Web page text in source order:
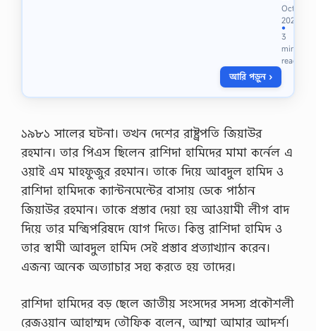
o
o
d
(
D
G
F
O
b
ব
চ
ন
চা
ক
রি
ন্য
ক
,
ম
ও
প্র
ব
Oct
2023
●
3
min
read
আরি পড়ুন ›
১৯৮১ সালের ঘটনা। তখন দেশের রাষ্ট্রপতি জিয়াউর
রহমান। তার পিএস ছিলেন রাশিদা হামিদের মামা কর্নেল এ
ওয়াই এম মাহফুজুর রহমান। তাকে দিয়ে আবদুল হামিদ ও
রাশিদা হামিদকে ক্যান্টনমেন্টের বাসায় ডেকে পাঠান
জিয়াউর রহমান। তাকে প্রস্তাব দেয়া হয় আওয়ামী লীগ বাদ
দিয়ে তার মন্ত্রিপরিষদে যোগ দিতে। কিন্তু রাশিদা হামিদ ও
তার স্বামী আবদুল হামিদ সেই প্রস্তাব প্রত্যাখ্যান করেন।
এজন্য অনেক অত্যাচার সহ্য করতে হয় তাদের।
রাশিদা হামিদের বড় ছেলে জাতীয় সংসদের সদস্য প্রকৌশলী
রেজওয়ান আহাম্মদ তৌফিক বলেন, আম্মা আমার আদর্শ।